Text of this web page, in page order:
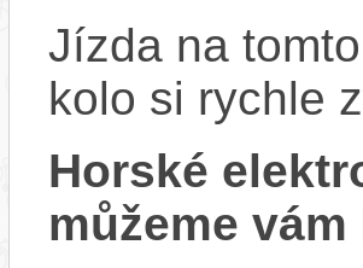
Jízda na
kolo si rychle
Horské
můžeme